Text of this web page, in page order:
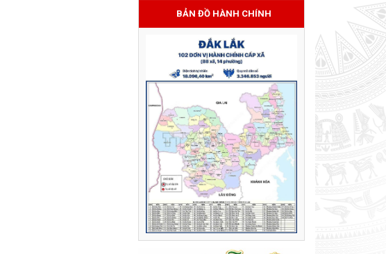
BẢN ĐỒ HÀNH CHÍNH